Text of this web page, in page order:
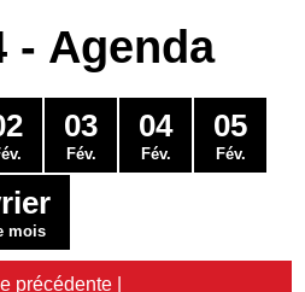
- Agenda
03
Fév.
04
Fév.
05
Fév.
mois
précédente|